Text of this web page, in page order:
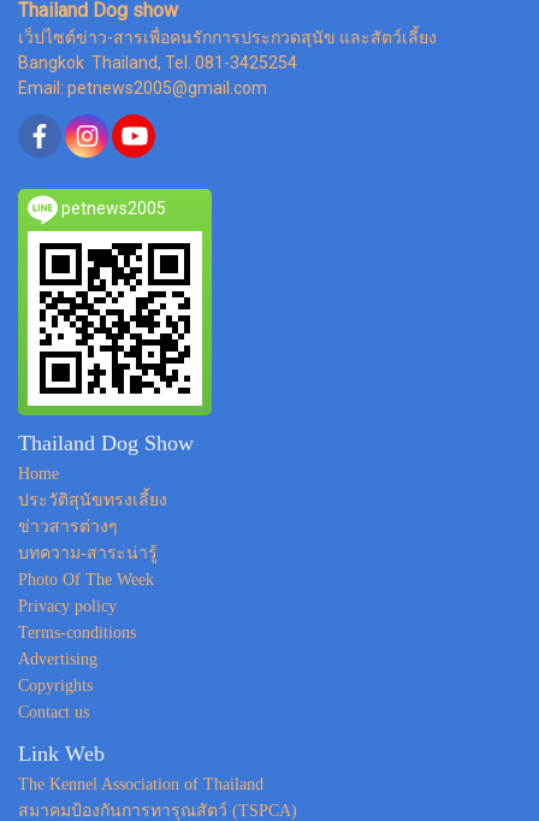
Thailand Dog show
เว็ปไซต์ข่าว-สารเพื่อคนรักการประกวดสุนัข และสัตว์เลี้ยง
Bangkok Thailand, Tel. 081-3425254
Email: petnews2005@gmail.com
petnews2005
Thailand Dog Show
Home
ประวัติสุนัขทรงเลี้ยง
ข่าวสารต่างๆ
บทความ-สาระน่ารู้
Photo Of The Week
Privacy policy
Terms-conditions
Advertising
Copyrights
Contact us
Link Web
The Kennel Association of Thailand
สมาคมป้องกันการทารุณสัตว์ (TSPCA)